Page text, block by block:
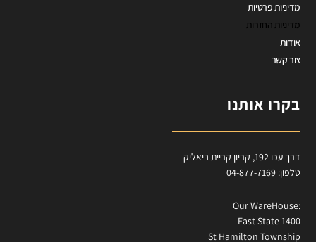
מדיניות פרטיות
מדיניות החזרות
אודות
צור קשר
בקרו אותנו
דרך עכו 192, קריון קריית ביאליק
טלפון: 04-877-7169
:Our WareHouse
East State 1400
St Hamilton Township